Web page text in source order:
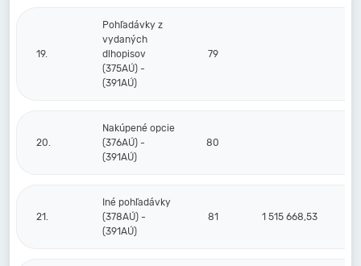
19.
Pohľadávky z
vydaných
dlhopisov
(375AÚ) -
(391AÚ)
79
20.
Nakúpené opcie
(376AÚ) -
(391AÚ)
80
21.
Iné pohľadávky
(378AÚ) -
(391AÚ)
81 1 515 668,53